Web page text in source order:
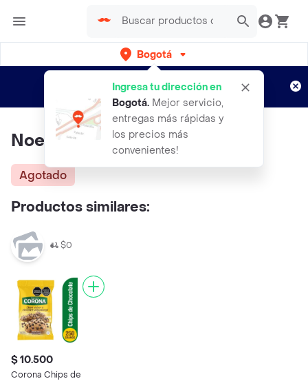
Bogotá
Ingresa tu dirección en
Bogotá. Mejor servicio,
entregas más rápidas y
los precios más
convenientes!
envíos gratis por semanas
Aplican TyC
Noel Food Mini Chips Micro
Agotado
Productos similares:
$0
$ 10.500
Corona Chips de